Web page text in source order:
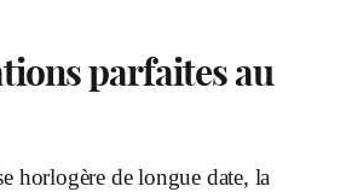
parfaites au
horlogère de longue date, la